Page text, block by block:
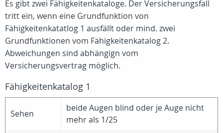
Es gibt zwei Fähigkeitenkataloge. Der Versicherungsfall
tritt ein, wenn eine Grundfunktion von
Fähigkeitenkatatlog 1 ausfällt oder mind. zwei
Grundfunktionen vom Fähigkeitenkatalog 2.
Abweichungen sind abhängign vom
Versicherungsvertrag möglich.
Fähigkeitenkatalog 1
Sehen
beide Augen blind oder je Auge nicht
mehr als 1/25